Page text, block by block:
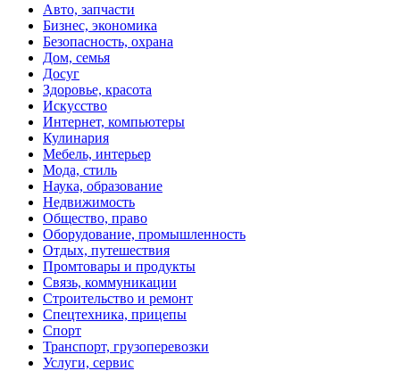
Авто, запчасти
Бизнес, экономика
Безопасность, охрана
Дом, семья
Досуг
Здоровье, красота
Искусство
Интернет, компьютеры
Кулинария
Мебель, интерьер
Мода, стиль
Наука, образование
Недвижимость
Общество, право
Оборудование, промышленность
Отдых, путешествия
Промтовары и продукты
Связь, коммуникации
Строительство и ремонт
Спецтехника, прицепы
Спорт
Транспорт, грузоперевозки
Услуги, сервис